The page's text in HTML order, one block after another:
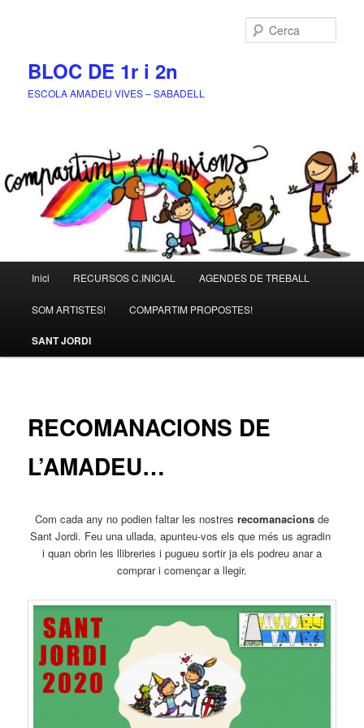
BLOC DE 1r i 2n
ESCOLA AMADEU VIVES – SABADELL
principal
Aneu
al
contingut
Inici RECURSOS C.INICIAL AGENDES DE TREBALL
SOM ARTISTES! COMPARTIM PROPOSTES!
SANT JORDI
RECOMANACIONS DE
L’AMADEU…
Com cada any no podien faltar les nostres recomanacions de
Sant Jordi. Feu una ullada, apunteu-vos els que més us agradin
i quan obrin les llibreries i pugueu sortir ja els podreu anar a
comprar i començar a llegir.